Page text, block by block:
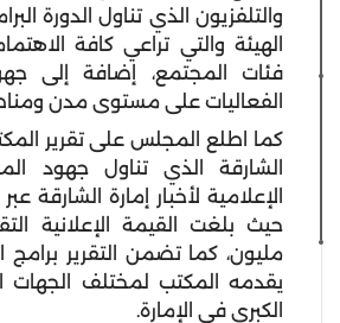
والتلفزيون الذي تناول الدورة
الهيئة والتي تراعي كافة
فئات المجتمع، إضافة إلى
الفعاليات على مستوى مدن
كما اطلع المجلس على تقرير
الشارقة الذي تناول جهود
الإعلامية لأخبار إمارة الشارقة
مليون، كما تضمن التقرير برامج
يقدمه المكتب لمختلف الجهات
الكبرى في الإمارة.